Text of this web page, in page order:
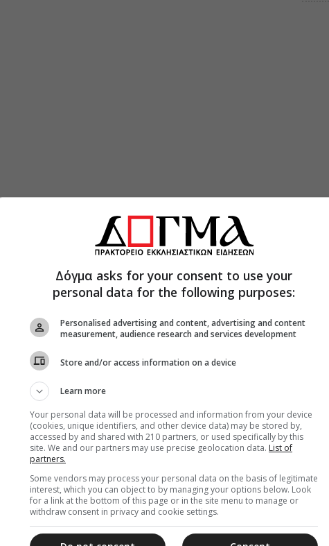
Δόγμα asks for your consent to use your
personal data for the following purposes:
Personalised advertising and content, advertising and content
measurement, audience research and services development
Store and/or access information on a device
Learn more
Your personal data will be processed and information from your device
(cookies, unique identifiers, and other device data) may be stored by,
accessed by and shared with 210 partners, or used specifically by this
site. We and our partners may use precise geolocation data. List of
partners.
Some vendors may process your personal data on the basis of legitimate
interest, which you can object to by managing your options below. Look
for a link at the bottom of this page or in the site menu to manage or
withdraw consent in privacy and cookie settings.